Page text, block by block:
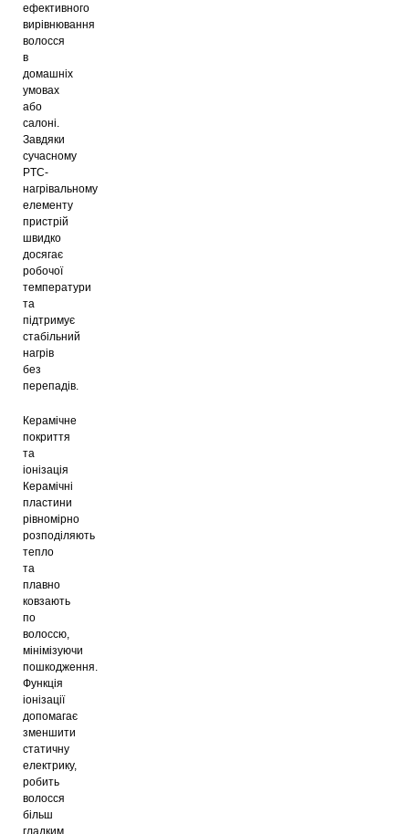
ефективного
вирівнювання
волосся
в
домашніх
умовах
або
салоні.
Завдяки
сучасному
PTC-
нагрівальному
елементу
пристрій
швидко
досягає
робочої
температури
та
підтримує
стабільний
нагрів
без
перепадів.
Керамічне
покриття
та
іонізація
Керамічні
пластини
рівномірно
розподіляють
тепло
та
плавно
ковзають
по
волоссю,
мінімізуючи
пошкодження.
Функція
іонізації
допомагає
зменшити
статичну
електрику,
робить
волосся
більш
гладким,